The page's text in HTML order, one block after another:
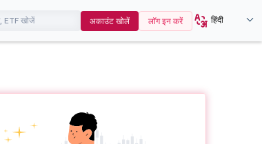
अकाउंट खोलें लॉग इन करें हिंदी